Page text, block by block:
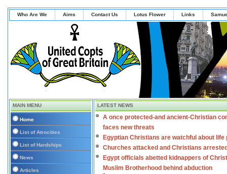
Who Are We Aims Contact Us Lotus Flower Links
MAIN MENU
Home
List of Atrocities
List of Hardships
News
Articles
LATEST NEWS
A once protected-and ancient-Christian
faces new threats
Egyptian Christians are watchful about life
Churches attacked and Christians
Egypt officials abetted kidnappers of
Muslim Brotherhood behind abduction